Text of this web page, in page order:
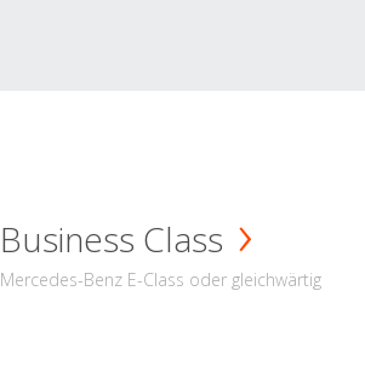
Business Class
Mercedes-Benz E-Class oder gleichwärtig